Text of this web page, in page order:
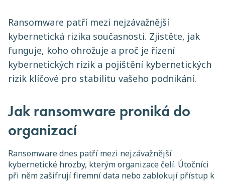
Ransomware patří mezi nejzávažnější
kybernetická rizika současnosti. Zjistěte, jak
funguje, koho ohrožuje a proč je řízení
kybernetických rizik a pojištění kybernetických
rizik klíčové pro stabilitu vašeho podnikání.
Jak ransomware proniká do
organizací
Ransomware dnes patří mezi nejzávažnější
kybernetické hrozby, kterým organizace čelí. Útočníci
při něm zašifrují firemní data nebo zablokují přístup k